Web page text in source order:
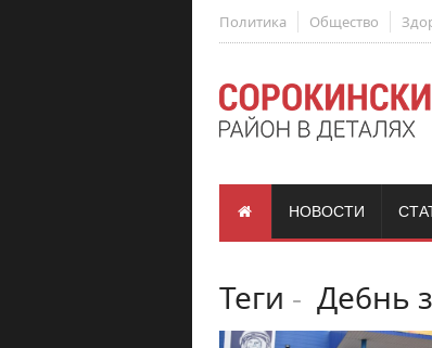
Политика Общество
НОВОСТИ
Теги - Де6нь